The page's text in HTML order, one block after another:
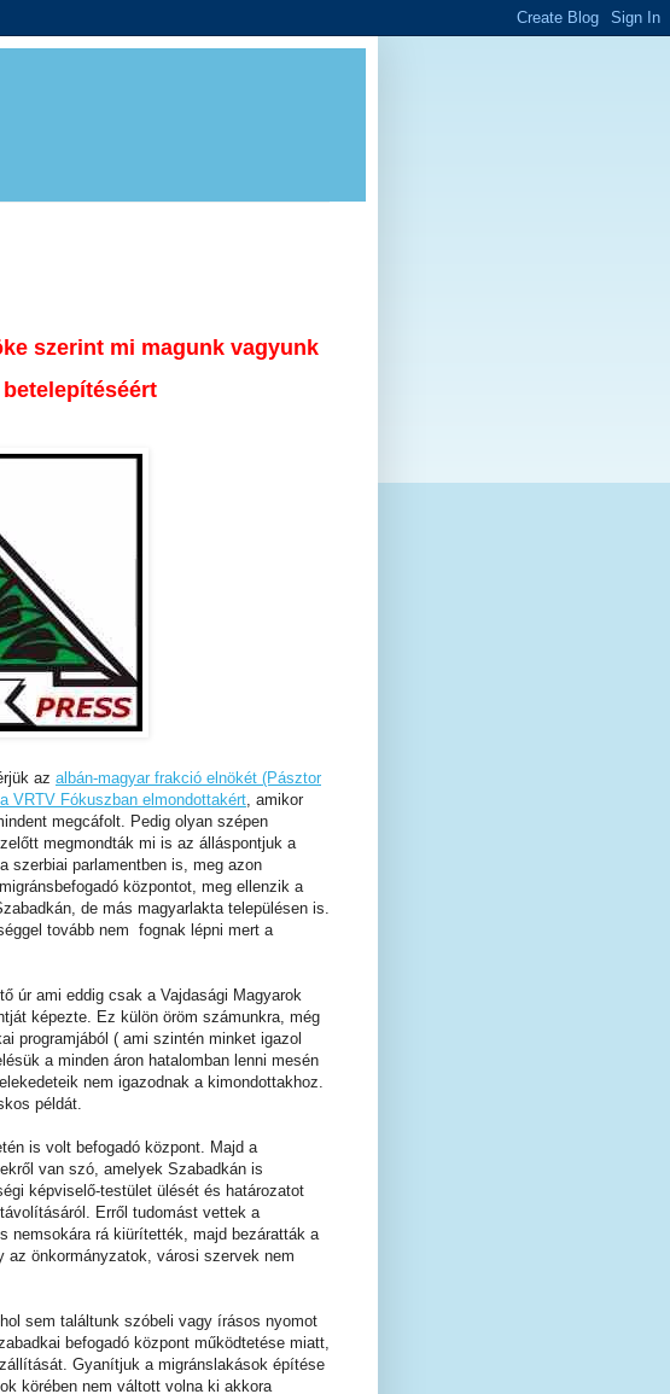
szerint mi magunk vagyunk
az albán-magyar frakció elnökét (Pásztor
VRTV Fókuszban elmondottakért , amikor
megcáfolt. Pedig olyan szépen
megmondták mi is az álláspontjuk a
szerbiai parlamentben is, meg azon
központot, meg ellenzik a
de más magyarlakta településen is.
tovább nem fognak lépni mert a
úr ami eddig csak a Vajdasági Magyarok
képezte. Ez külön öröm számunkra, még
programjából ( ami szintén minket igazol
a minden áron hatalomban lenni mesén
nem igazodnak a kimondottakhoz.
példát.
is volt befogadó központ. Majd a
van szó, amelyek Szabadkán is
képviselő-testület ülését és határozatot
Erről tudomást vettek a
nemsokára rá kiürítették, majd bezáratták a
önkormányzatok, városi szervek nem
sem találtunk szóbeli vagy írásos nyomot
befogadó központ működtetése miatt,
Gyanítjuk a migránslakások építése
körében nem váltott volna ki akkora